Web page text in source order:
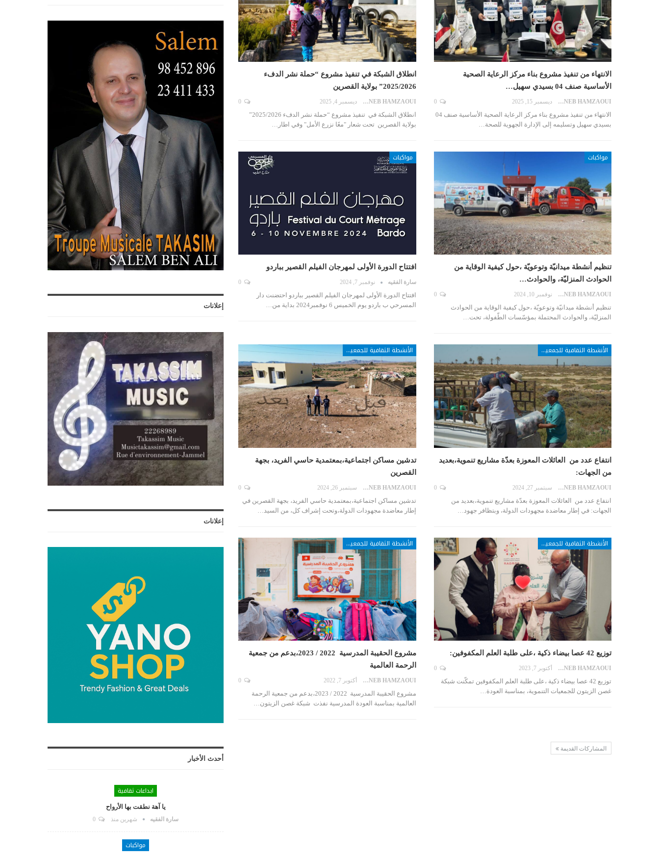
الانتهاء من تنفيذ مشروع بناء مركز الرعاية الصحية
الأساسية صنف 04 بسيدي سهيل…
ZAYNEB HAMZAOUI ديسمبر 15, 2025 0
الانتهاء من تنفيذ مشروع بناء مركز الرعاية الصحية الأساسية صنف 04
بسيدي سهيل وتسليمه إلى الإدارة الجهوية للصحة…
انطلاق الشبكة في تنفيذ مشروع “حملة نشر الدفء
2025/2026” بولاية القصرين
ZAYNEB HAMZAOUI ديسمبر 4, 2025
انطلاق الشبكة في تنفيذ مشروع “حملة نشر الدفء 2025/2026”
بولاية القصرين تحت شعار "معًا نزرع الأمل" وفي اطار…
مواكبات
تنظيم أنشطة ميدانيّة وتوعويّة ،حول كيفية الوقاية من
الحوادث المنزليّة، والحوادث…
ZAYNEB HAMZAOUI نوفمبر 10, 2024 0
تنظيم أنشطة ميدانيّة وتوعويّة ،حول كيفية الوقاية من الحوادث
المنزليّة، والحوادث المحتملة بمؤسّسات الطّفولة، تحت…
مواكبات
افتتاح الدورة الأولى لمهرجان الفيلم القصير بباردو
سارة الفقيه نوفمبر 7, 2024
افتتاح الدورة الأولى لمهرجان الفيلم القصير بباردو احتضنت دار
المسرحي ب باردو يوم الخميس 6 نوفمبر2024 بداية من…
الأنشطة الثقافية للجمعيات
انتفاع عدد من العائلات المعوزة بعدّة مشاريع تنموية،بعديد
من الجهات:
ZAYNEB HAMZAOUI سبتمبر 27, 2024 0
انتفاع عدد من العائلات المعوزة بعدّة مشاريع تنموية،بعديد من
الجهات: في إطار معاضدة مجهودات الدولة، وبتظافر جهود…
الأنشطة الثقافية للجمعيات
تدشين مساكن اجتماعية،بمعتمدية حاسي الفريد، بجهة
القصرين
ZAYNEB HAMZAOUI سبتمبر 26, 2024
تدشين مساكن اجتماعية،بمعتمدية حاسي الفريد، بجهة القصرين في
إطار معاضدة مجهودات الدولة،وتحت إشراف كل، من السيد…
الأنشطة الثقافية للجمعيات
توزيع 42 عصا بيضاء ذكية ،على طلبة العلم المكفوفين:
ZAYNEB HAMZAOUI أكتوبر 7, 2023 0
توزيع 42 عصا بيضاء ذكية ،على طلبة العلم المكفوفين تمكّنت شبكة
غصن الزيتون للجمعيات التنموية، بمناسبة العودة…
الأنشطة الثقافية للجمعيات
مشروع الحقيبة المدرسية 2022 / 2023،بدعم من جمعية
الرحمة العالمية
ZAYNEB HAMZAOUI أكتوبر 7, 2022
مشروع الحقيبة المدرسية 2022 / 2023،بدعم من جمعية الرحمة
العالمية بمناسبة العودة المدرسية نفذت شبكة غصن الزيتون…
المشاركات القديمة
إعلانات
إعلانات
أحدث الأخبار
ابداعات ثقافية
يا آهة نطقت بها الأرواح
سارة الفقيه شهرين منذ
مواكبات